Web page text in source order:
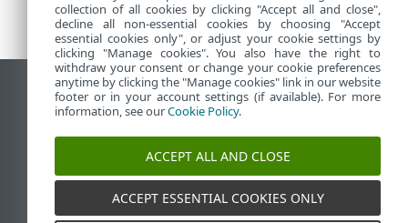
Visualizza sito desktop
End of Life
ESET Knowledge Base
ESET Status Portal
Supporto regionale
collection of all cookies by clicking "Accept all and close",
decline all non-essential cookies by choosing "Accept
essential cookies only", or adjust your cookie settings by
clicking "Manage cookies". You also have the right to
withdraw your consent or change your cookie preferences
anytime by clicking the "Manage cookies" link in our website
footer or in your account settings (if available). For more
information, see ourCookie Policy.
ACCEPT ALL AND CLOSE
ACCEPT ESSENTIAL COOKIES ONLY